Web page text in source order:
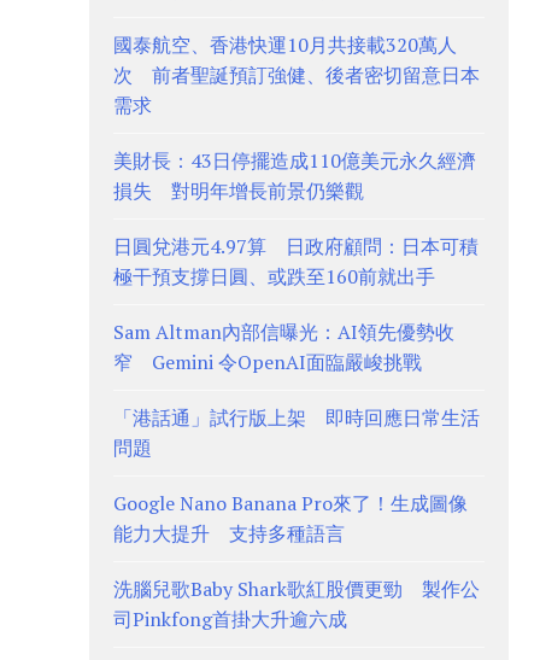
國泰航空、香港快運10月共接載320萬人
次 前者聖誕預訂強健、後者密切留意日本
需求
美財長：43日停擺造成110億美元永久經濟
損失 對明年增長前景仍樂觀
日圓兌港元4.97算 日政府顧問：日本可積
極干預支撐日圓、或跌至160前就出手
Sam Altman內部信曝光：AI領先優勢收
窄 Gemini 令OpenAI面臨嚴峻挑戰
「港話通」試行版上架 即時回應日常生活
問題
Google Nano Banana Pro來了！生成圖像
能力大提升 支持多種語言
洗腦兒歌Baby Shark歌紅股價更勁 製作公
司Pinkfong首掛大升逾六成